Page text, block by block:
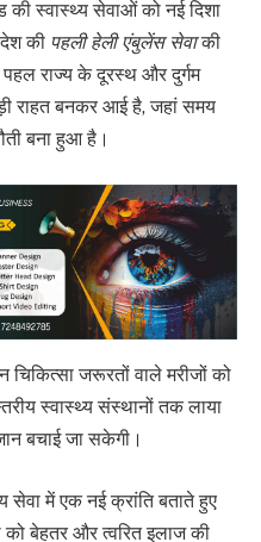
की स्वास्थ्य सेवाओं को नई दिशा
की पहली हेली एंबुलेंस सेवाकी
राज्य के दूरस्थ और दुर्गम
राहत बनकर आई है, जहां समय
बना हुआ है।
जरूरतों वाले मरीजों को
स्वास्थ्य संस्थानों तक लाया
बचाई जा सकेगी।
सेवा में एक नई क्रांति बताते हुए
बेहतर और त्वरित इलाज की